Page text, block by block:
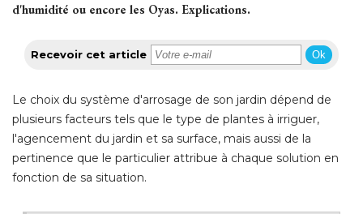
d'humidité ou encore les Oyas. Explications.
Recevoir cet article Ok
Le choix du système d'arrosage de son jardin dépend de
plusieurs facteurs tels que le type de plantes à irriguer,
l'agencement du jardin et sa surface, mais aussi de la
pertinence que le particulier attribue à chaque solution en
fonction de sa situation.